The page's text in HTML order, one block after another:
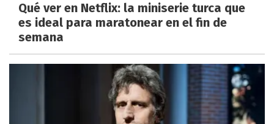
Qué ver en Netflix: la miniserie turca que
es ideal para maratonear en el fin de
semana